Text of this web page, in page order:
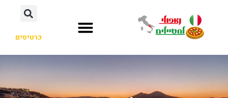
כרטיסים